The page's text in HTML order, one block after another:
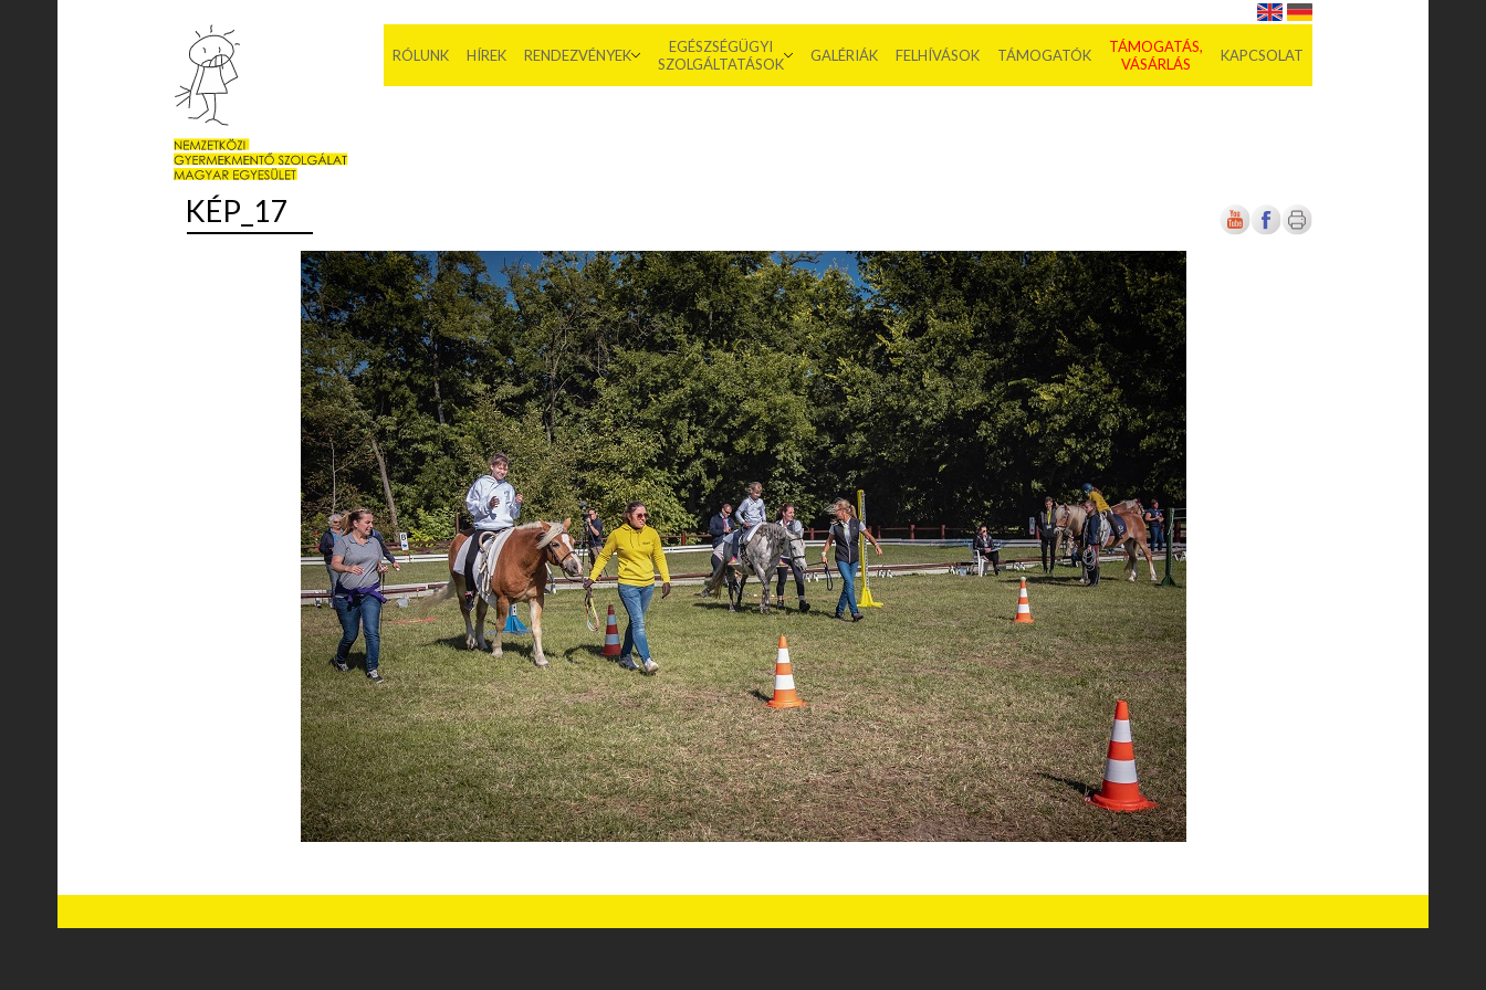
RÓLUNK HÍREK RENDEZVÉNYEK
EGÉSZSÉGÜGYI
SZOLGÁLTATÁSOK
GALÉRIÁK FELHÍVÁSOK TÁMOGATÓK
TÁMOGATÁS,
VÁSÁRLÁS
KAPCSOLAT
KÉP_17